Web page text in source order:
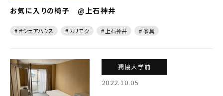
お気に入りの椅子 @上石神井
# ＃シェアハウス # カリモク # 上石神井 # 家具
獨協大学前
2022.10.05